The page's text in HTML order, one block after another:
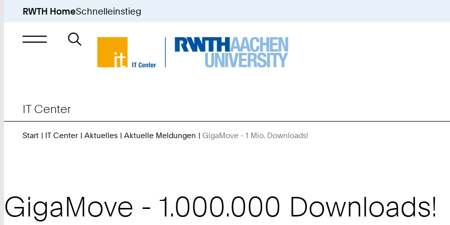
RWTH HomeSchnelleinstieg
Suche
nach
IT Center
Start IT Center Aktuelles Aktuelle Meldungen GigaMove - 1 Mio. Downloads!
GigaMove - 1.000.000 Downloads!